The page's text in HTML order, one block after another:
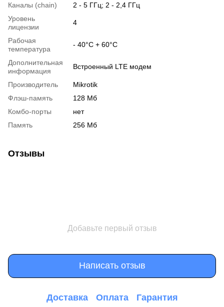
Каналы (chain)
2 - 5 ГГц; 2 - 2,4 ГГц
Уровень
лицензии
4
Рабочая
температура
- 40°C + 60°C
Дополнительная
информация
Встроенный LTE модем
Производитель
Mikrotik
Флэш-память
128 Мб
Комбо-порты
нет
Память
256 Мб
Отзывы
Добавьте первый отзыв
Написать отзыв
Доставка Оплата Гарантия